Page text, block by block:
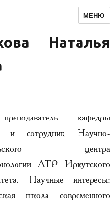
МЕНЮ
Наталья
кафедры
и сотрудник Научно-
центра
АТР Иркутского
Научные интересы:
школа современного